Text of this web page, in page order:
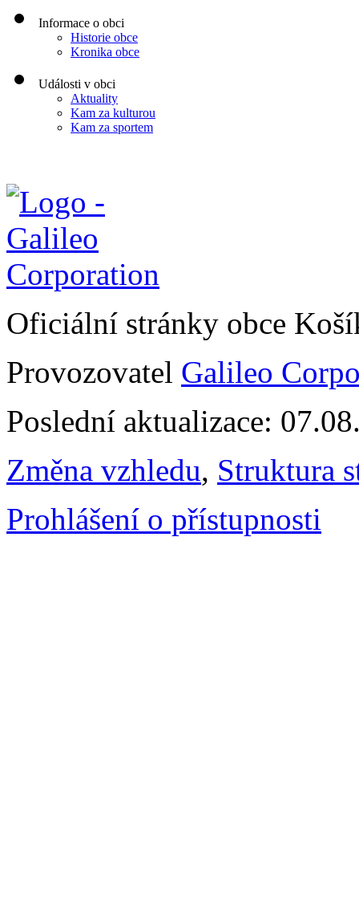
Informace o obci
Historie obce
Kronika obce
Události v obci
Aktuality
Kam za kulturou
Kam za sportem
Oficiální stránky obce
Provozovatel Galileo
Poslední aktualizace:
Změna vzhledu, Struktura
Prohlášení o přístupnosti